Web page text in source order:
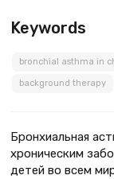
Keywords
bronchial asthma in
background therapy
Бронхиальная
хроническим
детей во всем